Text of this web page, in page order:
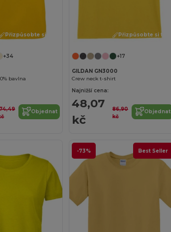
Přizpůsobte si to!
+34
bavlna
Objednat
Přizpůsobte si to!
+17
GILDAN GN3000
Crew neck t-shirt
Najnižší cena:
48,07
kč
86,90
kč
Objednat
-73% Best Seller